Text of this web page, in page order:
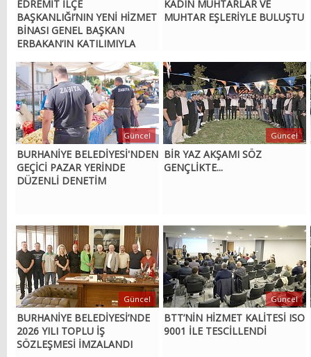
EDREMİT İLÇE
BAŞKANLIĞI’NIN YENİ HİZMET
BİNASI GENEL BAŞKAN
ERBAKAN’IN KATILIMIYLA
KADIN MUHTARLAR VE
MUHTAR EŞLERİYLE BULUŞTU
BURHANİYE BELEDİYESİ'NDEN
GEÇİCİ PAZAR YERİNDE
DÜZENLİ DENETİM
Güncel
BİR YAZ AKŞAMI SÖZ
GENÇLİKTE...
Güncel
BURHANİYE BELEDİYESİ’NDE
2026 YILI TOPLU İŞ
SÖZLEŞMESİ İMZALANDI
Güncel
BTT’NİN HİZMET KALİTESİ ISO
9001 İLE TESCİLLENDİ
Güncel